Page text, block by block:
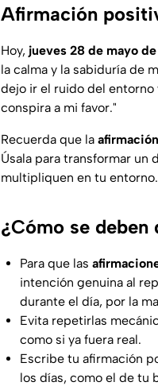
Afirmación
Hoy, jueves 28 de mayo
la calma y la sabiduría de
dejo ir el ruido del entorno
conspira a mi favor."
Recuerda que la
Úsala para transformar un
multipliquen en tu entorno.
¿Cómo se
Para que las
intención genuina al
durante el día, por la
Evita repetirlas
como si ya fuera real.
Escribe tu afirmación
los días, como el de tu